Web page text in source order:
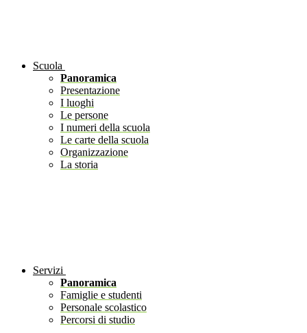
Scuola
Panoramica
Presentazione
I luoghi
Le persone
I numeri della scuola
Le carte della scuola
Organizzazione
La storia
Servizi
Panoramica
Famiglie e studenti
Personale scolastico
Percorsi di studio